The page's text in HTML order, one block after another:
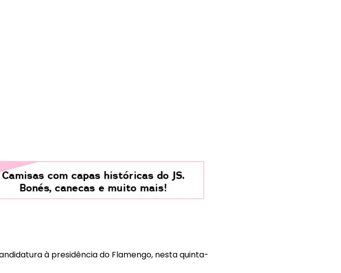
à presidência do Flamengo, nesta quinta-